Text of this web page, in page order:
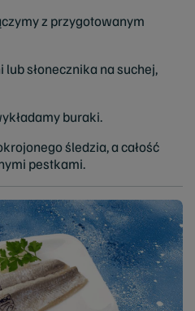
z przygotowanym
słonecznika na suchej,
buraki.
śledzia, a całość
pestkami.